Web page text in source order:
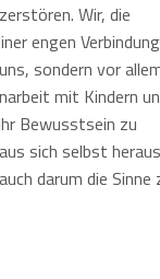
Wir, die
engen Verbindung
sondern vor
mit Kindern
Bewusstsein zu
sich selbst heraus
darum die Sinne